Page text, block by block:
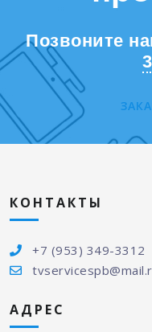
Позвоните
КОНТАКТЫ
+7 (953) 349-3312
АДРЕС